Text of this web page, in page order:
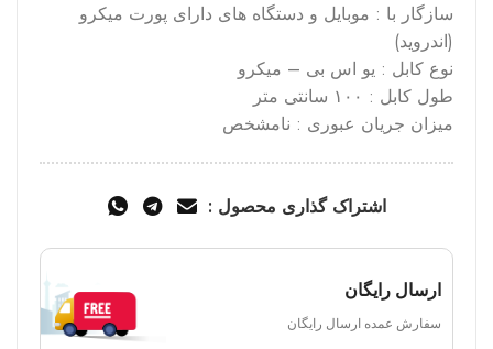
سازگار با : موبایل و دستگاه های دارای پورت میکرو
(اندروید)
نوع کابل : یو اس بی – میکرو
طول کابل : ۱۰۰ سانتی متر
میزان جریان عبوری : نامشخص
اشتراک گذاری محصول :
ارسال رایگان
سفارش عمده ارسال رایگان